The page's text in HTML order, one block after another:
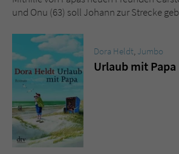
und Onu (63) soll Johann zur Strecke
Dora Heldt Jumbo
Urlaub mit Papa